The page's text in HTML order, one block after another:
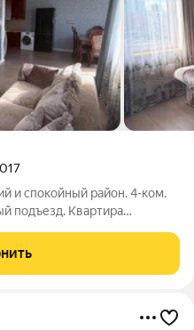
и спокойный район. 4-ком.
подъезд. Квартира
стороны. Панорамный вид